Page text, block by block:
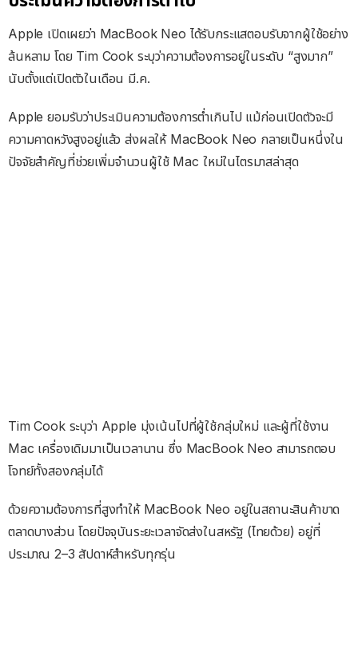
Apple เปิดเผยว่า MacBook Neo ได้รับกระแสตอบรับจากผู้ใช้อย่าง
ล้นหลาม โดย Tim Cook ระบุว่าความต้องการอยู่ในระดับ “สูงมาก”
นับตั้งแต่เปิดตัวในเดือน มี.ค.
Apple ยอมรับว่าประเมินความต้องการต่ำเกินไป แม้ก่อนเปิดตัวจะมี
ความคาดหวังสูงอยู่แล้ว ส่งผลให้ MacBook Neo กลายเป็นหนึ่งใน
ปัจจัยสำคัญที่ช่วยเพิ่มจำนวนผู้ใช้ Mac ใหม่ในไตรมาสล่าสุด
Tim Cook ระบุว่า Apple มุ่งเน้นไปที่ผู้ใช้กลุ่มใหม่ และผู้ที่ใช้งาน
Mac เครื่องเดิมมาเป็นเวลานาน ซึ่ง MacBook Neo สามารถตอบ
โจทย์ทั้งสองกลุ่มได้
ด้วยความต้องการที่สูงทำให้ MacBook Neo อยู่ในสถานะสินค้าขาด
ตลาดบางส่วน โดยปัจจุบันระยะเวลาจัดส่งในสหรัฐ (ไทยด้วย) อยู่ที่
ประมาณ 2–3 สัปดาห์สำหรับทุกรุ่น